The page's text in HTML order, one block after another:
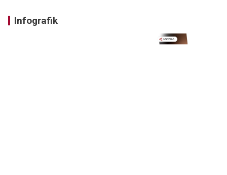
Infografik